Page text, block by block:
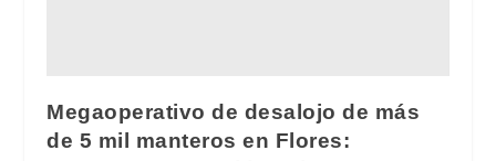
Megaoperativo de desalojo de más
de 5 mil manteros en Flores: